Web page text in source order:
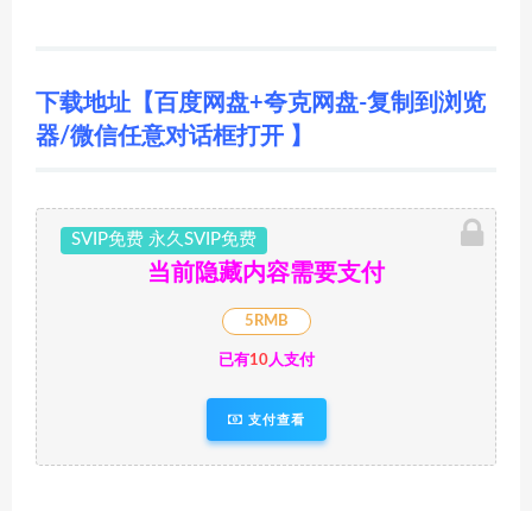
下载地址【百度网盘+夸克网盘-复制到浏览
器/微信任意对话框打开 】
SVIP免费 永久SVIP免费
当前隐藏内容需要支付
5RMB
已有10人支付
支付查看